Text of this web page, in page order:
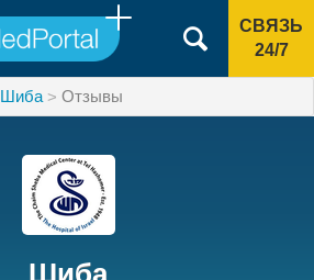
СВЯЗЬ
24/7
Шиба Отзывы
Шиба